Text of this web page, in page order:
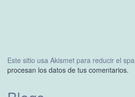
Este sitio usa Akismet para reducir el
procesan los datos de tus comentarios.